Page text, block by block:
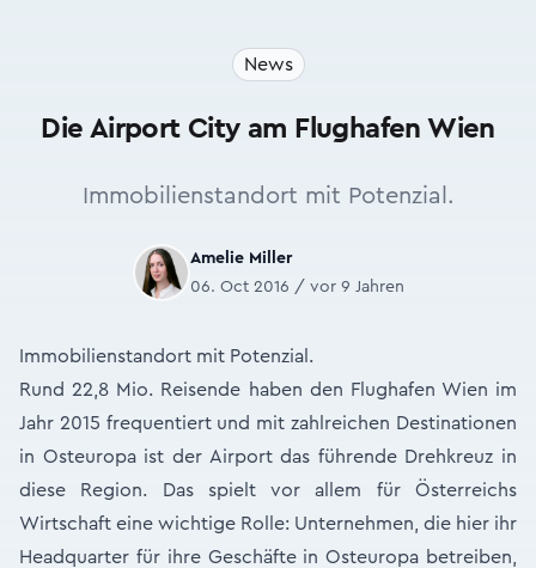
News
Die Airport City am Flughafen Wien
Immobilienstandort mit Potenzial.
Amelie Miller
06. Oct 2016 / vor 9 Jahren
Immobilienstandort mit Potenzial.
Rund 22,8 Mio. Reisende haben den Flughafen Wien im
Jahr 2015 frequentiert und mit zahlreichen Destinationen
in Osteuropa ist der Airport das führende Drehkreuz in
diese Region. Das spielt vor allem für Österreichs
Wirtschaft eine wichtige Rolle: Unternehmen, die hier ihr
Headquarter für ihre Geschäfte in Osteuropa betreiben,